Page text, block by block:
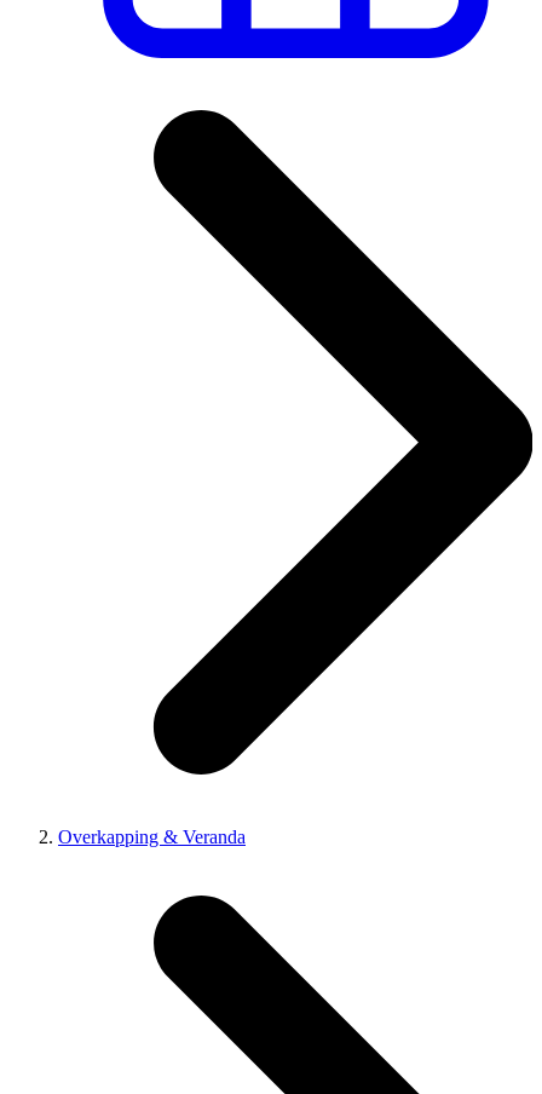
Overkapping & Veranda